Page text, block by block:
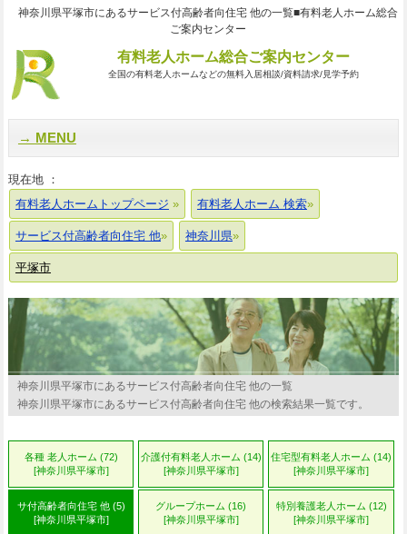
神奈川県平塚市にあるサービス付高齢者向住宅 他の一覧■有料老人ホーム総合
ご案内センター
有料老人ホーム総合ご案内センター
全国の有料老人ホームなどの無料入居相談/資料請求/見学予約
MENU
現在地 ：
有料老人ホームトップページ
有料老人ホーム 検索
サービス付高齢者向住宅 他 神奈川県
平塚市
神奈川県平塚市にあるサービス付高齢者向住宅 他の一覧
神奈川県平塚市にあるサービス付高齢者向住宅 他の検索結果一覧です。
各種 老人ホーム (72)
[神奈川県平塚市]
介護付有料老人ホーム (14)
[神奈川県平塚市]
住宅型有料老人ホーム (14)
[神奈川県平塚市]
サ付高齢者向住宅 他 (5)
[神奈川県平塚市]
グループホーム (16)
[神奈川県平塚市]
特別養護老人ホーム (12)
[神奈川県平塚市]